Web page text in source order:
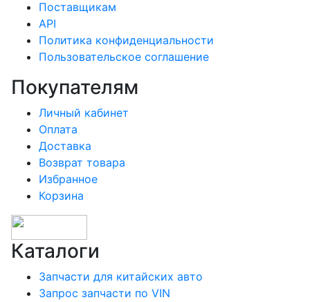
Поставщикам
API
Политика конфиденциальности
Пользовательское соглашение
Покупателям
Личный кабинет
Оплата
Доставка
Возврат товара
Избранное
Корзина
Каталоги
Запчасти для китайских авто
Запрос запчасти по VIN